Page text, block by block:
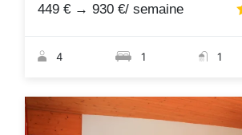
449 € → 930 €/ semaine
4 1 1